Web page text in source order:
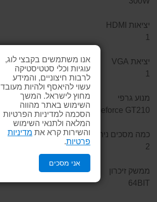
אנו משתמשים בקבצי לוג,
עוגיות וכלי סטטיסטיקה
לרבות חיצוניים, והמידע
עשוי להיאסף ולהיות מעובד
מחוץ לישראל. המשך
השימוש באתר מהווה
הסכמה למדיניות הפרטיות
המלאה ולתנאי השימוש
והשירות קרא את מדיניות
פרטיות
אני מסכים
יציאות HDMI
1
יציאת VGA
1
מנוע גרפי
Nvidia Geforce GT210
כמה מסכים ניתן לחבר
2
ממשק זיכרון
64BIT